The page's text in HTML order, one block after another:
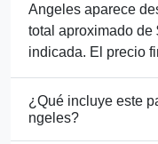
Angeles aparece
total aproximado
indicada. El precio
¿Qué incluye este
ngeles?